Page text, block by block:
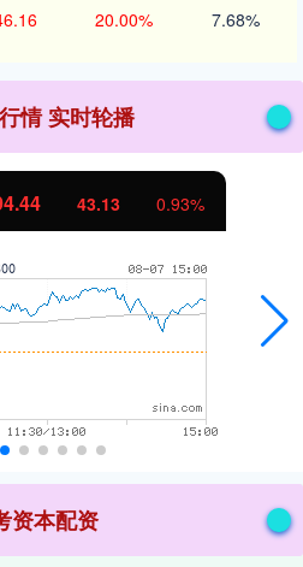
20.00% 7.68%
情 实时轮播
43.13 0.93%
资本配资